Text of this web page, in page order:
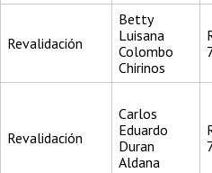
Revalidación
Betty
Luisana
Colombo
Chirinos
Revalidación
Carlos
Eduardo
Duran
Aldana